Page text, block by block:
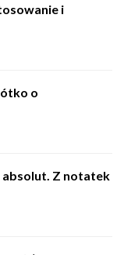
i
o
absolut. Z notatek